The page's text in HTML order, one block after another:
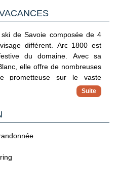
Lyon et Genève.
de Savoie composée de 4
différent. Arc 1800 est
du domaine. Avec sa
elle offre de nombreuses
prometteuse sur le vaste
de ski des Arcs offre un
aussi une destination idéale
sont implantés